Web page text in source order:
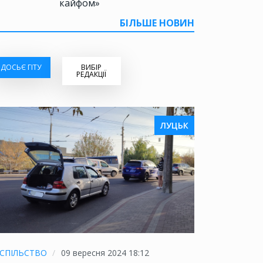
кайфом»
БІЛЬШЕ НОВИН
ДОСЬЄ ГІТУ ВИБІР
РЕДАКЦІЇ
ЛУЦЬК
09 вересня 2024 18:12